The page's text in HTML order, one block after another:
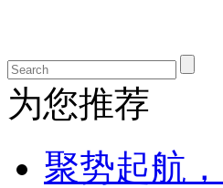
为您推荐
聚势起航